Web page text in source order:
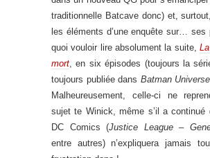
traditionnelle Batcave donc) et,
les éléments d’une enquête sur… ses
quoi vouloir lire absolument la suite,
mort, en six épisodes (toujours la
toujours publiée dans Batman
Malheureusement, celle-ci ne
sujet te Winick, même s’il a continué
DC Comics (Justice League –
entre autres) n’expliquera jamais